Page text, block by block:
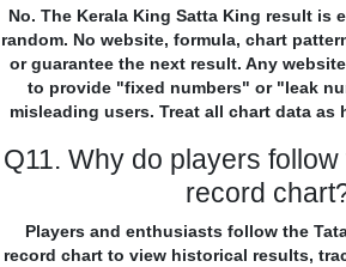
No. The Kerala King Satta King result is
random. No website, formula, chart
or guarantee the next result. Any
to provide "fixed numbers" or "leak
misleading users. Treat all chart data as
Q11. Why do players
record
Players and enthusiasts follow the
record chart to view historical results,